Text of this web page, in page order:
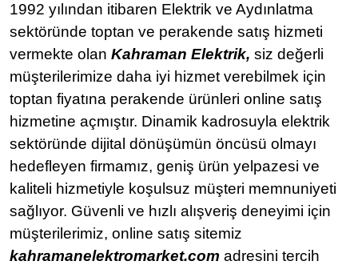
1992 yılından itibaren Elektrik ve Aydınlatma
sektöründe toptan ve perakende satış hizmeti
vermekte olan Kahraman Elektrik, siz değerli
müşterilerimize daha iyi hizmet verebilmek için
toptan fiyatına perakende ürünleri online satış
hizmetine açmıştır. Dinamik kadrosuyla elektrik
sektöründe dijital dönüşümün öncüsü olmayı
hedefleyen firmamız, geniş ürün yelpazesi ve
kaliteli hizmetiyle koşulsuz müşteri memnuniyeti
sağlıyor. Güvenli ve hızlı alışveriş deneyimi için
müşterilerimiz, online satış sitemiz
kahramanelektromarket.com adresini tercih